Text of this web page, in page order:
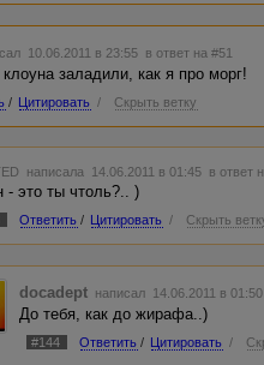
10.06.2011 в 23:55 в ответ на #51
заладили, как я про морг!
/ Цитировать / Скрыть ветку
написала 14.06.2011 в 01:45 в ответ
- это ты чтоль?.. )
Ответить / Цитировать / Скрыть
docadept написал 14.06.2011 в
До тебя, как до жирафа..)
#144 Ответить / Цитировать /